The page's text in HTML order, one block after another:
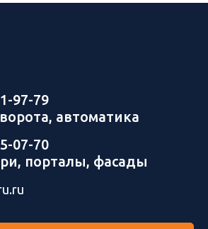
97-79
автоматика
07-70
порталы, фасады